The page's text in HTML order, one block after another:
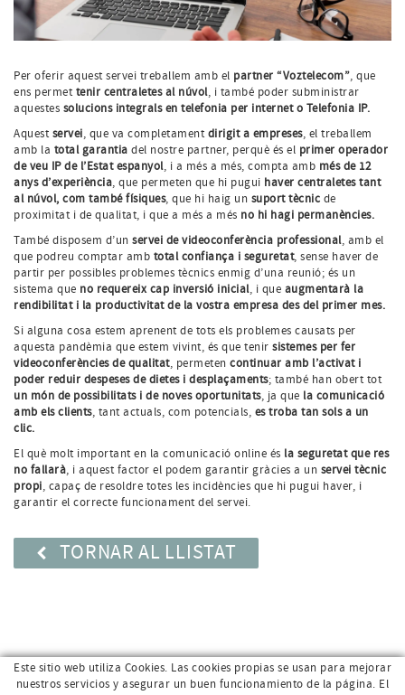
Per oferir aquest servei treballem amb el partner “Voztelecom”, que
ens permettenir centraletes al núvol, i també poder subministrar
aquestes solucions integrals en telefonia per internet o Telefonia IP.
Aquestservei, que va completamentdirigit a empreses, el treballem
amb la total garantia del nostre partner, perquè és el primer operador
de veu IP de l’Estat espanyol, i a més a més, compta amb més de 12
anys d’experiència, que permeten que hi pugui haver centraletes tant
al núvol, com també físiques, que hi haig un suport tècnic de
proximitat i de qualitat, i que a més a més no hi hagi permanències.
També disposem d’un servei de videoconferència professional, amb el
que podreu comptar amb total confiança i seguretat, sense haver de
partir per possibles problemes tècnics enmig d’una reunió; és un
sistema que no requereix cap inversió inicial, i que augmentarà la
rendibilitat i la productivitat de la vostra empresa des del primer mes.
Si alguna cosa estem aprenent de tots els problemes causats per
aquesta pandèmia que estem vivint, és que tenir sistemes per fer
videoconferències de qualitat, permeten continuar amb l’activat i
poder reduir despeses de dietes i desplaçaments; també han obert tot
un món de possibilitats i de noves oportunitats, ja que la comunicació
amb els clients, tant actuals, com potencials, es troba tan sols a un
clic.
El què molt important en la comunicació online és la seguretat que res
no fallarà, i aquest factor el podem garantir gràcies a un servei tècnic
propi, capaç de resoldre totes les incidències que hi pugui haver, i
garantir el correcte funcionament del servei.
TORNAR AL LLISTAT
Este sitio web utiliza Cookies. Las cookies propias se usan para mejorar
nuestros servicios y asegurar un buen funcionamiento de la página. El